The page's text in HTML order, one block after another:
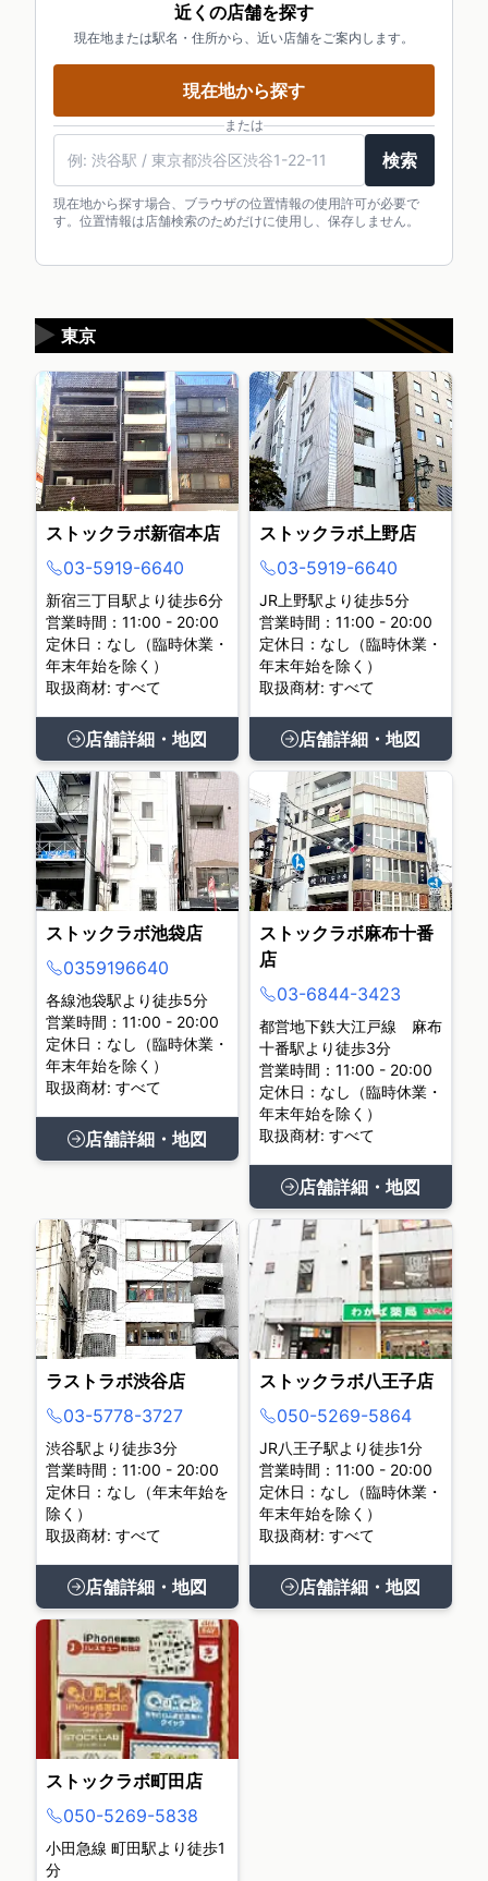
近くの店舗を探す
現在地または駅名・住所から、近い店舗をご案内します。
現在地から探す
または
検索
現在地から探す場合、ブラウザの位置情報の使用許可が必要で
す。位置情報は店舗検索のためだけに使用し、保存しません。
東京
▶
ストックラボ新宿本店
03-5919-6640
新宿三丁目駅より徒歩6分
営業時間：11:00 - 20:00
定休日：なし（臨時休業・
年末年始を除く）
取扱商材: すべて
店舗詳細・地図
ストックラボ上野店
03-5919-6640
JR上野駅より徒歩5分
営業時間：11:00 - 20:00
定休日：なし（臨時休業・
年末年始を除く）
取扱商材: すべて
店舗詳細・地図
ストックラボ池袋店
0359196640
各線池袋駅より徒歩5分
営業時間：11:00 - 20:00
定休日：なし（臨時休業・
年末年始を除く）
取扱商材: すべて
店舗詳細・地図
ストックラボ麻布十番
店
03-6844-3423
都営地下鉄大江戸線 麻布
十番駅より徒歩3分
営業時間：11:00 - 20:00
定休日：なし（臨時休業・
年末年始を除く）
取扱商材: すべて
店舗詳細・地図
ラストラボ渋谷店
03-5778-3727
渋谷駅より徒歩3分
営業時間：11:00 - 20:00
定休日：なし（年末年始を
除く）
取扱商材: すべて
店舗詳細・地図
ストックラボ八王子店
050-5269-5864
JR八王子駅より徒歩1分
営業時間：11:00 - 20:00
定休日：なし（臨時休業・
年末年始を除く）
取扱商材: すべて
店舗詳細・地図
ストックラボ町田店
050-5269-5838
小田急線 町田駅より徒歩1
分